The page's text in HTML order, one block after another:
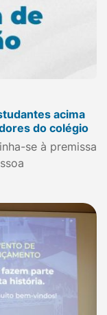
acima
do colégio
se à premissa